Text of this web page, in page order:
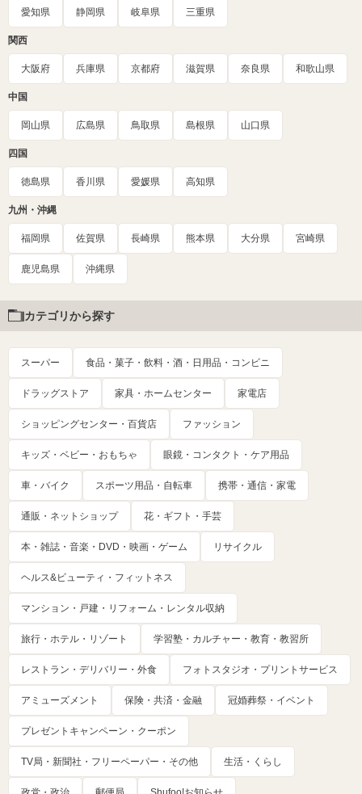
愛知県 静岡県 岐阜県 三重県
関西
大阪府 兵庫県 京都府 滋賀県 奈良県 和歌山県
中国
岡山県 広島県 鳥取県 島根県 山口県
四国
徳島県 香川県 愛媛県 高知県
九州・沖縄
福岡県 佐賀県 長崎県 熊本県 大分県 宮崎県
鹿児島県 沖縄県
カテゴリから探す
スーパー 食品・菓子・飲料・酒・日用品・コンビニ
ドラッグストア 家具・ホームセンター 家電店
ショッピングセンター・百貨店 ファッション
キッズ・ベビー・おもちゃ 眼鏡・コンタクト・ケア用品
車・バイク スポーツ用品・自転車 携帯・通信・家電
通販・ネットショップ 花・ギフト・手芸
本・雑誌・音楽・DVD・映画・ゲーム リサイクル
ヘルス&ビューティ・フィットネス
マンション・戸建・リフォーム・レンタル収納
旅行・ホテル・リゾート 学習塾・カルチャー・教育・教習所
レストラン・デリバリー・外食 フォトスタジオ・プリントサービス
アミューズメント 保険・共済・金融 冠婚葬祭・イベント
プレゼントキャンペーン・クーポン
TV局・新聞社・フリーペーパー・その他 生活・くらし